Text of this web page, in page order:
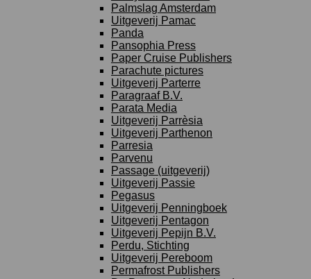
Palmslag Amsterdam
Uitgeverij Pamac
Panda
Pansophia Press
Paper Cruise Publishers
Parachute pictures
Uitgeverij Parterre
Paragraaf B.V.
Parata Media
Uitgeverij Parrèsia
Uitgeverij Parthenon
Parresia
Parvenu
Passage (uitgeverij)
Uitgeverij Passie
Pegasus
Uitgeverij Penningboek
Uitgeverij Pentagon
Uitgeverij Pepijn B.V.
Perdu, Stichting
Uitgeverij Pereboom
Permafrost Publishers